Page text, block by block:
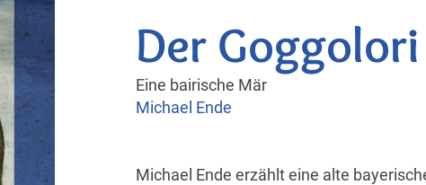
Der Goggolori
Eine bairische Mär
Michael Ende
Michael Ende erzählt eine alte